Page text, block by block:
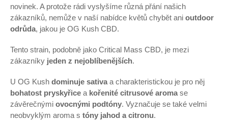
novinek. A protože rádi vyslyšíme různá přání našich
zákazníků, nemůže v naší nabídce květů chybět ani outdoor
odrůda, jakou je OG Kush CBD.
Tento strain, podobně jako Critical Mass CBD, je mezi
zákazníky jeden z nejoblíbenějších.
U OG Kush dominuje sativa a charakteristickou je pro něj
bohatost pryskyřice a kořenité citrusové aroma se
závěrečnými ovocnými podtóny. Vyznačuje se také velmi
neobvyklým aroma s tóny jahod a citronu.